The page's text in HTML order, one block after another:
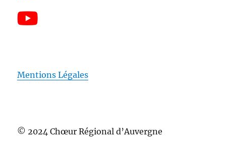
Mentions Légales
© 2024 Chœur Régional d’Auvergne